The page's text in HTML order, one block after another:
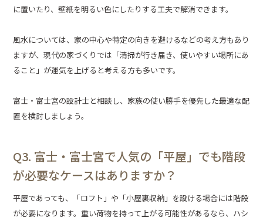
に置いたり、壁紙を明るい色にしたりする工夫で解消できます。
風水については、家の中心や特定の向きを避けるなどの考え方もあり
ますが、現代の家づくりでは「清掃が行き届き、使いやすい場所にあ
ること」が運気を上げると考える方も多いです。
富士・富士宮の設計士と相談し、家族の使い勝手を優先した最適な配
置を検討しましょう。
Q3. 富士・富士宮で人気の「平屋」でも階段
が必要なケースはありますか？
平屋であっても、「ロフト」や「小屋裏収納」を設ける場合には階段
が必要になります。重い荷物を持って上がる可能性があるなら、ハシ